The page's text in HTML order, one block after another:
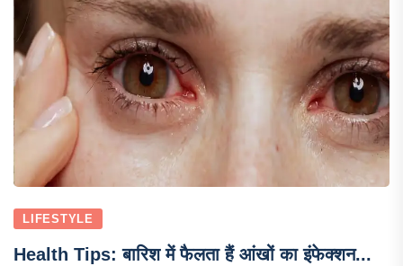
LIFESTYLE
Health Tips: बारिश में फैलता हैं आंखों का इंफेक्शन...